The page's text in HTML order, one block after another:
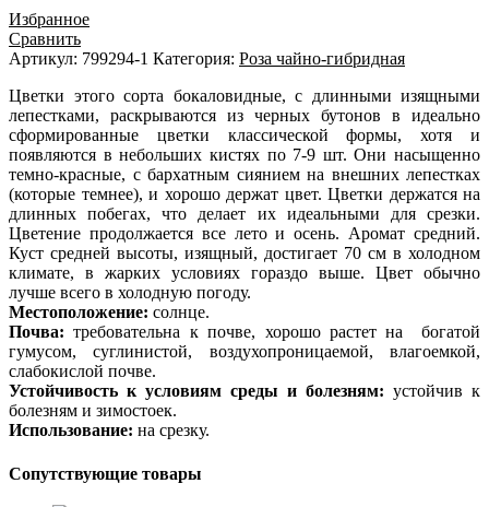
Избранное
Сравнить
Артикул: 799294-1 Категория: Роза чайно-гибридная
Цветки этого сорта бокаловидные, с длинными изящными
лепестками, раскрываются из черных бутонов в идеально
сформированные цветки классической формы, хотя и
появляются в небольших кистях по 7-9 шт. Они насыщенно
темно-красные, с бархатным сиянием на внешних лепестках
(которые темнее), и хорошо держат цвет. Цветки держатся на
длинных побегах, что делает их идеальными для срезки.
Цветение продолжается все лето и осень. Аромат средний.
Куст средней высоты, изящный, достигает 70 см в холодном
климате, в жарких условиях гораздо выше. Цвет обычно
лучше всего в холодную погоду.
Местоположение: солнце.
Почва:требовательна к почве, хорошо растет на богатой
гумусом, суглинистой, воздухопроницаемой, влагоемкой,
слабокислой почве.
Устойчивость к условиям среды и болезням: устойчив к
болезням и зимостоек.
Использование: на срезку.
Сопутствующие товары